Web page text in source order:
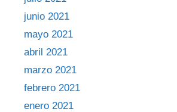
junio 2021
mayo 2021
abril 2021
marzo 2021
febrero 2021
enero 2021